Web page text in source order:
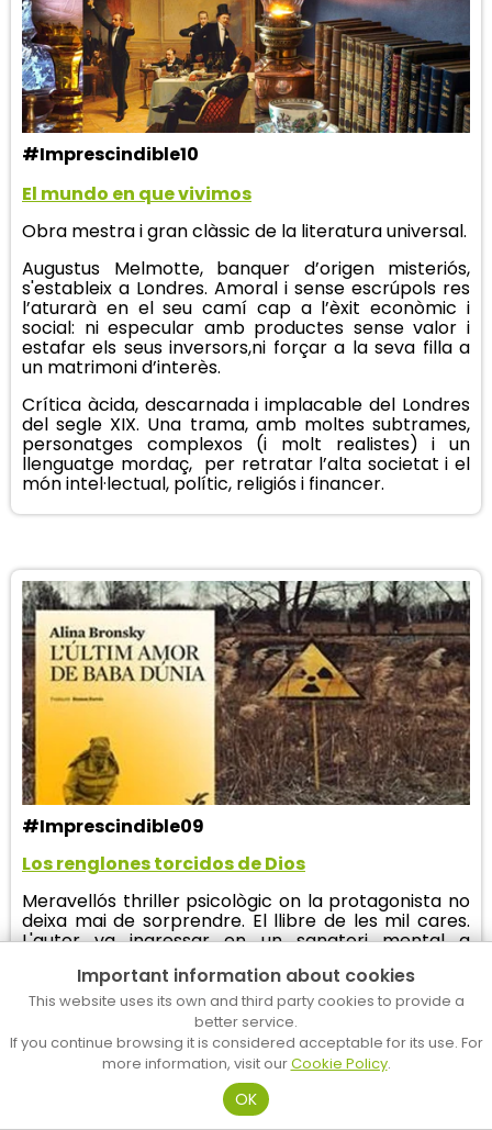
#Imprescindible10
El mundo en que vivimos
Obra mestra i gran clàssic de la literatura universal.
Augustus Melmotte, banquer d’origen misteriós,
s'estableix a Londres. Amoral i sense escrúpols res
l’aturarà en el seu camí cap a l’èxit econòmic i
social: ni especular amb productes sense valor i
estafar els seus inversors,ni forçar a la seva filla a
un matrimoni d’interès.
Crítica àcida, descarnada i implacable del Londres
del segle XIX. Una trama, amb moltes subtrames,
personatges complexos (i molt realistes) i un
llenguatge mordaç, per retratar l’alta societat i el
món intel·lectual, polític, religiós i financer.
#Imprescindible09
Los renglones torcidos de Dios
Meravellós thriller psicològic on la protagonista no
deixa mai de sorprendre. El llibre de les mil cares.
L'autor va ingressar en un sanatori mental a
descriu al detall l'espai, els treballadors i els
pacients que l'ocupen.
Important information about cookies
This website uses its own and third party cookies to provide a
better service.
If you continue browsing it is considered acceptable for its use. For
more information, visit ourCookie Policy.
OK